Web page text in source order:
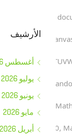
{var canvas =
0,
* 255 + ',' +
* 140,
الأرشيف
أغسطس 2026
يوليو 2026
يونيو 2026
مايو 2026
أبريل 2026